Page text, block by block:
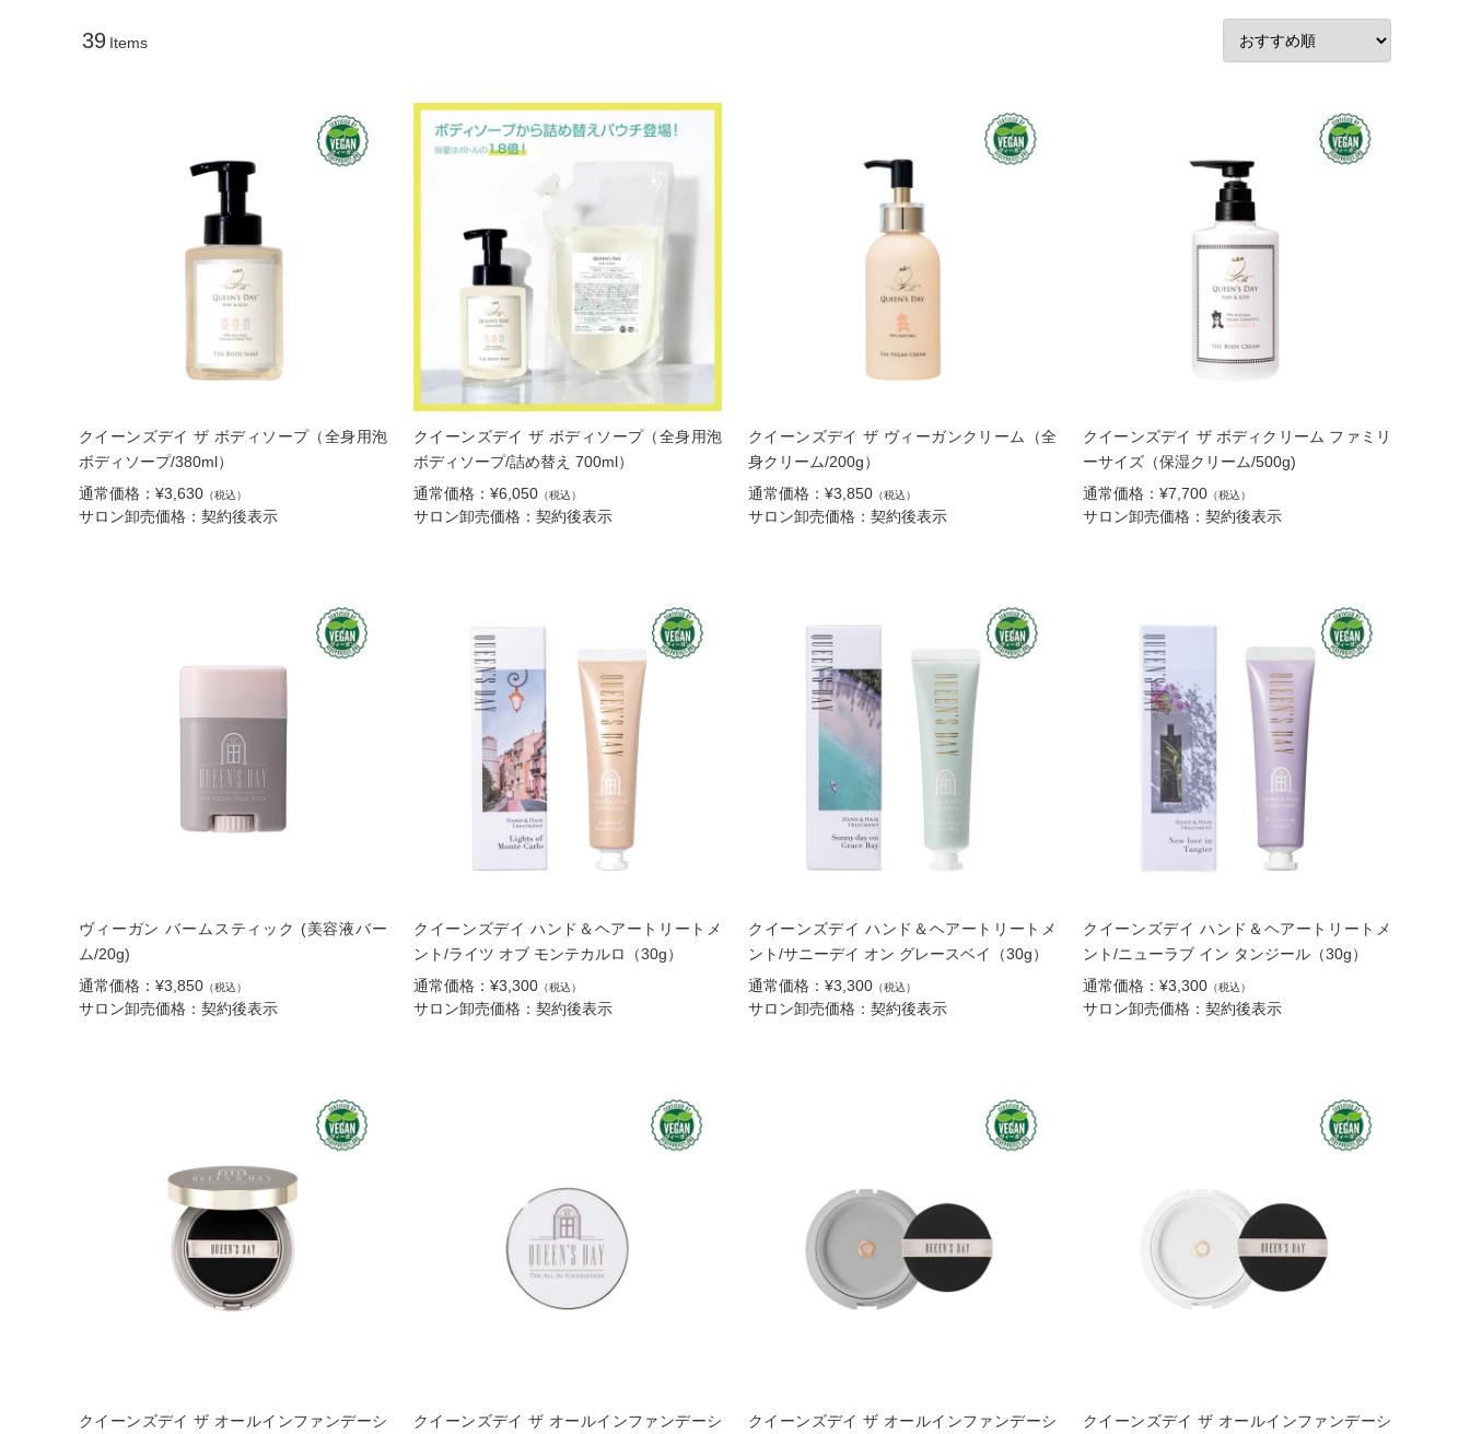
39 Items
クイーンズデイ ザ ボディソープ（全身用泡
ボディソープ/380ml）
通常価格：¥3,630 （税込）
サロン卸売価格：契約後表示
クイーンズデイ ザ ボディソープ（全身用泡
ボディソープ/詰め替え 700ml）
通常価格：¥6,050 （税込）
サロン卸売価格：契約後表示
クイーンズデイ ザ ヴィーガンクリーム（全
身クリーム/200g）
通常価格：¥3,850 （税込）
サロン卸売価格：契約後表示
クイーンズデイ ザ ボディクリーム ファミリ
ーサイズ（保湿クリーム/500g)
通常価格：¥7,700 （税込）
サロン卸売価格：契約後表示
ヴィーガン バームスティック (美容液バー
ム/20g)
通常価格：¥3,850 （税込）
サロン卸売価格：契約後表示
クイーンズデイ ハンド＆ヘアートリートメ
ント/ライツ オブ モンテカルロ（30g）
通常価格：¥3,300 （税込）
サロン卸売価格：契約後表示
クイーンズデイ ハンド＆ヘアートリートメ
ント/サニーデイ オン グレースベイ（30g）
通常価格：¥3,300 （税込）
サロン卸売価格：契約後表示
クイーンズデイ ハンド＆ヘアートリートメ
ント/ニューラブ イン タンジール（30g）
通常価格：¥3,300 （税込）
サロン卸売価格：契約後表示
クイーンズデイ ザ オールインファンデーシ
クイーンズデイ ザ オールインファンデーシ
クイーンズデイ ザ オールインファンデーシ
クイーンズデイ ザ オールインファンデーシ